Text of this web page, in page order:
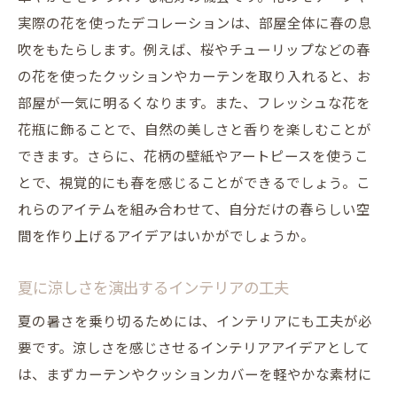
自然素材を使ったデコレーション
北欧風の色合いとパターンの選び方
照明で作る北欧の雰囲気
テキスタイルで北欧風のアクセントを加え
る
ヴィンテージ風インテリアでレトロな雰囲気を
演出するアイデア
アンティーク小物で空間を彩る方法
レトロな照明で温かみをプラス
ヴィンテージテキスタイルの魅力
DIYで作るヴィンテージ風デコレーション
実際の花を使ったデコレーションは、部屋全体に春の息
吹をもたらします。例えば、桜やチューリップなどの春
の花を使ったクッションやカーテンを取り入れると、お
部屋が一気に明るくなります。また、フレッシュな花を
花瓶に飾ることで、自然の美しさと香りを楽しむことが
できます。さらに、花柄の壁紙やアートピースを使うこ
とで、視覚的にも春を感じることができるでしょう。こ
れらのアイテムを組み合わせて、自分だけの春らしい空
間を作り上げるアイデアはいかがでしょうか。
夏に涼しさを演出するインテリアの工夫
夏の暑さを乗り切るためには、インテリアにも工夫が必
要です。涼しさを感じさせるインテリアアイデアとして
は、まずカーテンやクッションカバーを軽やかな素材に